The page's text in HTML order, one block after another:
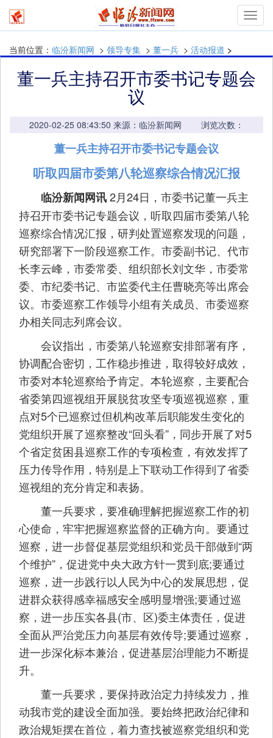
当前位置： 临汾新闻网 > 领导专集 > 董一兵 > 活动报道 >
董一兵主持召开市委书记专题会
议
2020-02-25 08:43:50 来源：临汾新闻网 浏览次数：
董一兵主持召开市委书记专题会议
听取四届市委第八轮巡察综合情况汇报
临汾新闻网讯2月24日，市委书记董一兵主
持召开市委书记专题会议，听取四届市委第八轮
巡察综合情况汇报，研判处置巡察发现的问题，
研究部署下一阶段巡察工作。市委副书记、代市
长李云峰，市委常委、组织部长刘文华，市委常
委、市纪委书记、市监委代主任曹晓亮等出席会
议。市委巡察工作领导小组有关成员、市委巡察
办相关同志列席会议。
会议指出，市委第八轮巡察安排部署有序，
协调配合密切，工作稳步推进，取得较好成效，
市委对本轮巡察给予肯定。本轮巡察，主要配合
省委第四巡视组开展脱贫攻坚专项巡视巡察，重
点对5个已巡察过但机构改革后职能发生变化的
党组织开展了巡察整改“回头看”，同步开展了对5
个省定贫困县巡察工作的专项检查，有效发挥了
压力传导作用，特别是上下联动工作得到了省委
巡视组的充分肯定和表扬。
董一兵要求，要准确理解把握巡察工作的初
心使命，牢牢把握巡察监督的正确方向。要通过
巡察，进一步督促基层党组织和党员干部做到“两
个维护”，促进党中央大政方针一贯到底;要通过
巡察，进一步践行以人民为中心的发展思想，促
进群众获得感幸福感安全感明显增强;要通过巡
察，进一步压实各县(市、区)委主体责任，促进
全面从严治党压力向基层有效传导;要通过巡察，
进一步深化标本兼治，促进基层治理能力不断提
升。
董一兵要求，要保持政治定力持续发力，推
动我市党的建设全面加强。要始终把政治纪律和
政治规矩摆在首位，着力查找被巡察党组织和党